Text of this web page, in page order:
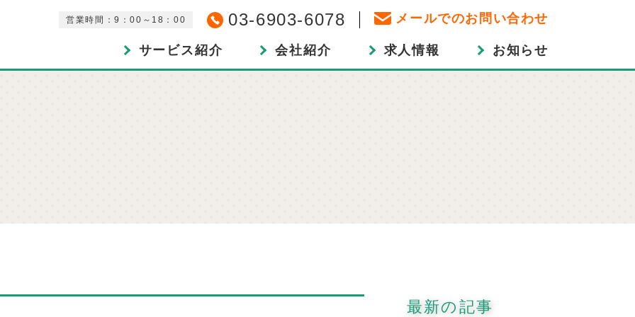
営業時間：9：00～18：00 03-6903-6078 メールでのお問い合わせ
サービス紹介 会社紹介 求人情報 お知らせ
最新の記事